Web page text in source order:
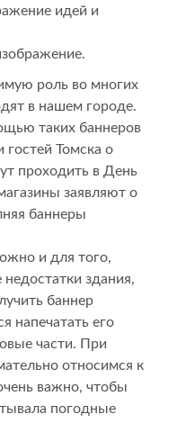
идей и
роль во многих
в нашем городе.
таких баннеров
Томска о
проходить в День
заявляют о
баннеры
и для того,
здания,
баннер
напечатать его
части. При
относимся к
важно, чтобы
погодные